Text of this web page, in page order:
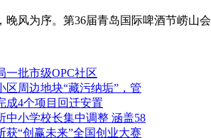
为序。第36届青岛国际啤酒节崂山会
一批市级OPC社区
区周边地块“藏污纳垢”，管
成4个项目回迁安置
中小学校长集中调整 涵盖58
获“创赢未来”全国创业大赛